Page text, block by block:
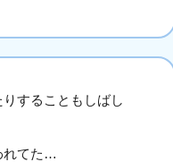
することもしばし
れてた…